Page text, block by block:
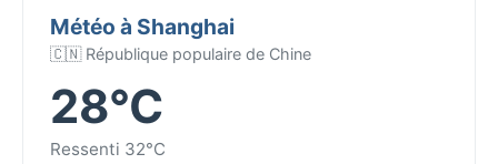
Météo à Shanghai
🇨🇳 République populaire de Chine
28°C
Ressenti 32°C